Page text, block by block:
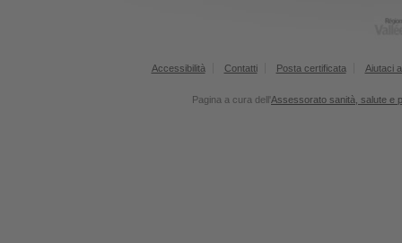
Accessibilità Contatti Posta certificata Aiutaci
Pagina a cura dell'Assessorato sanità, salute e